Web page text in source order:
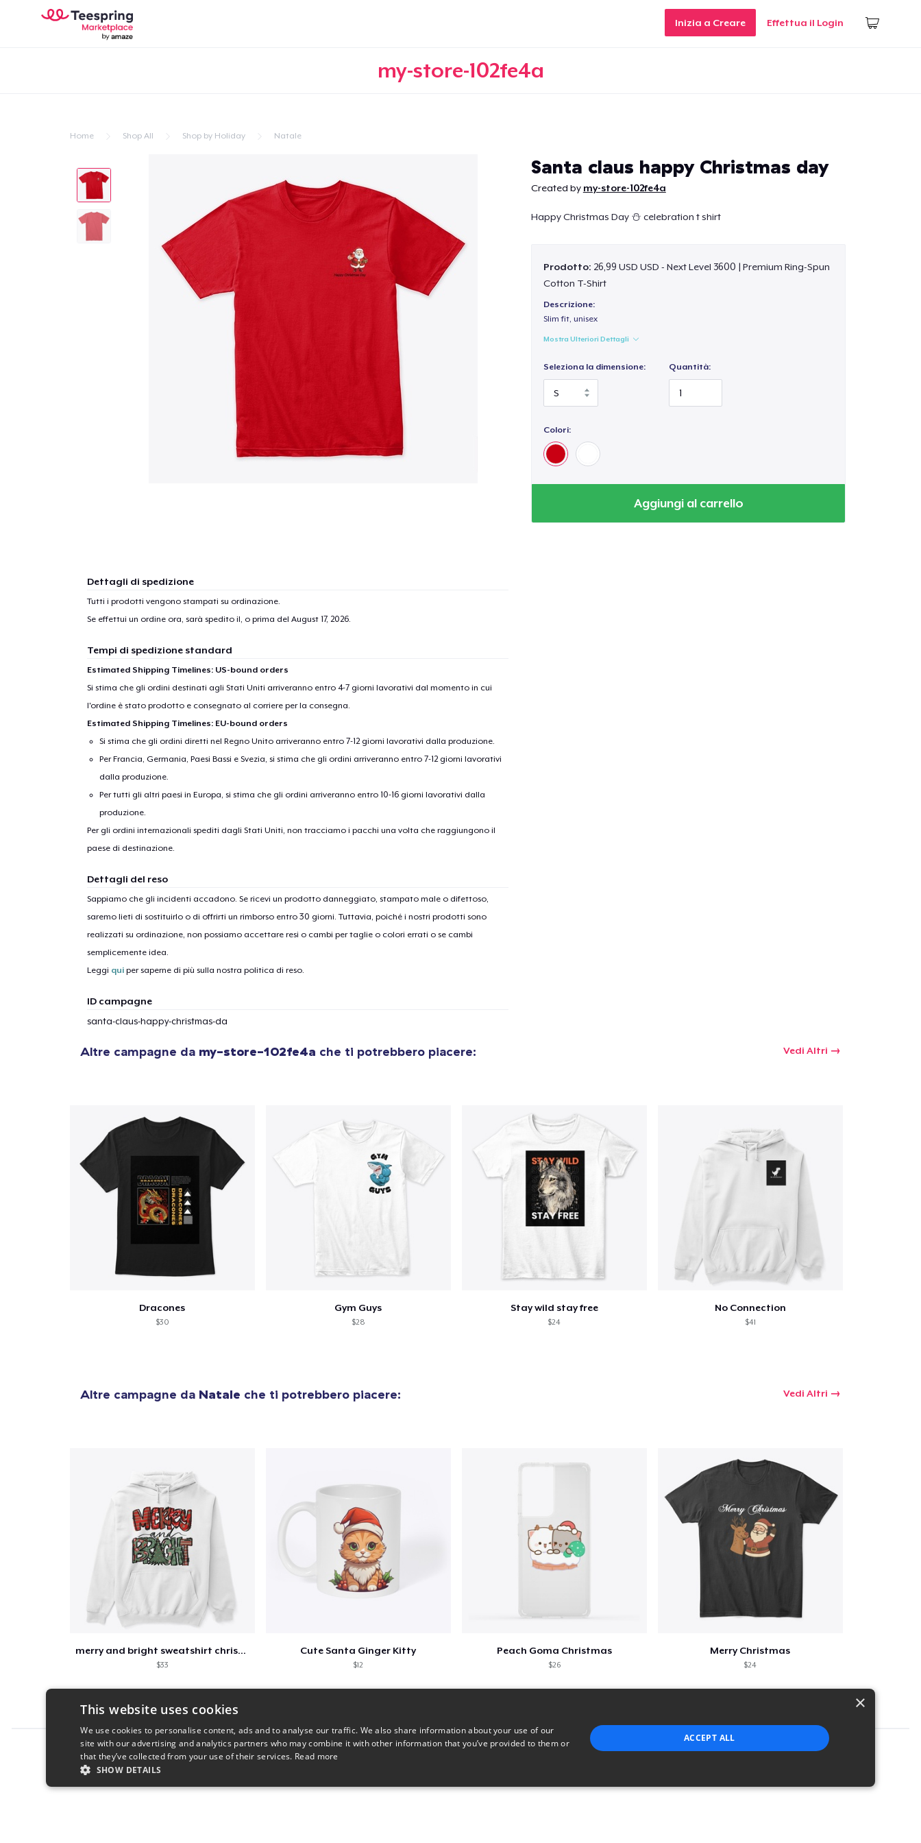
Inizia a Creare Effettua il Login
my-store-102fe4a
Home Shop All Shop by Holiday Natale
Santa claus happy Christmas day
Created by my-store-102fe4a
Happy Christmas Day ⛄ celebration t shirt
Prodotto: 26,99 USD USD - Next Level 3600 | Premium Ring-Spun
Cotton T-Shirt
Descrizione:
Slim fit, unisex
Mostra Ulteriori Dettagli
Seleziona la dimensione: Quantità:
Colori:
Aggiungi al carrello
Dettagli di spedizione
Tutti i prodotti vengono stampati su ordinazione.
Se effettui un ordine ora, sarà spedito il, o prima del August 17, 2026.
Tempi di spedizione standard
Estimated Shipping Timelines: US-bound orders
Si stima che gli ordini destinati agli Stati Uniti arriveranno entro 4-7 giorni lavorativi dal momento in cui
l'ordine è stato prodotto e consegnato al corriere per la consegna.
Estimated Shipping Timelines: EU-bound orders
Si stima che gli ordini diretti nel Regno Unito arriveranno entro 7-12 giorni lavorativi dalla produzione.
Per Francia, Germania, Paesi Bassi e Svezia, si stima che gli ordini arriveranno entro 7-12 giorni lavorativi
dalla produzione.
Per tutti gli altri paesi in Europa, si stima che gli ordini arriveranno entro 10-16 giorni lavorativi dalla
produzione.
Per gli ordini internazionali spediti dagli Stati Uniti, non tracciamo i pacchi una volta che raggiungono il
paese di destinazione.
Dettagli del reso
Sappiamo che gli incidenti accadono. Se ricevi un prodotto danneggiato, stampato male o difettoso,
saremo lieti di sostituirlo o di offrirti un rimborso entro 30 giorni. Tuttavia, poiché i nostri prodotti sono
realizzati su ordinazione, non possiamo accettare resi o cambi per taglie o colori errati o se cambi
semplicemente idea.
Leggi quiper saperne di più sulla nostra politica di reso.
ID campagne
santa-claus-happy-christmas-da
Altre campagne da my-store-102fe4a che ti potrebbero piacere: Vedi Altri
Dracones
$30
Gym Guys
$28
Stay wild stay free
$24
No Connection
$41
Altre campagne da Natale che ti potrebbero piacere: Vedi Altri
merry and bright sweatshirt christmas
$33
Cute Santa Ginger Kitty
$12
Peach Goma Christmas
$26
Merry Christmas
$24
Report this product
Procedi alla Pagina di
×
This website uses cookies
We use cookies to personalise content, ads and to analyse our traffic. We also share information about your use of our
site with our advertising and analytics partners who may combine it with other information that you’ve provided to them or
that they’ve collected from your use of their services. Read more
SHOW DETAILS
ACCEPT ALL